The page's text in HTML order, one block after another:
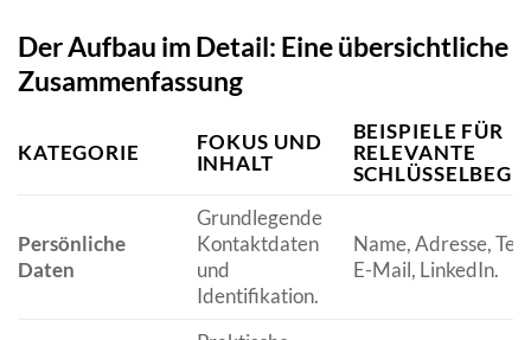
Der Aufbau im Detail: Eine übersichtliche
Zusammenfassung
KATEGORIE
FOKUS UND
INHALT
BEISPIELE FÜR
RELEVANTE
Persönliche
Daten
Grundlegende
Kontaktdaten
und
Identifikation.
Name, Adresse,
E-Mail, LinkedIn.